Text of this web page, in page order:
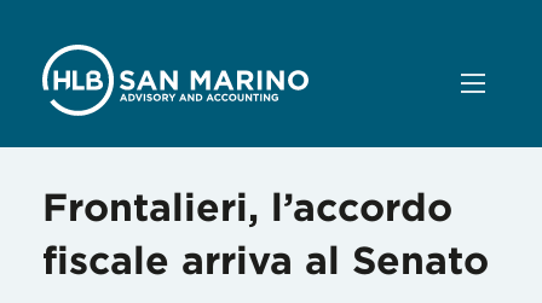
Frontalieri, l’accordo
fiscale arriva al Senato